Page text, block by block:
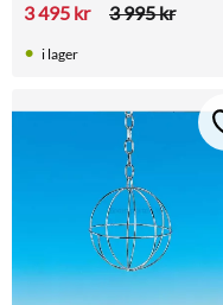
2 pinnar och 4 skålar ingår.
3 495 kr 3 995kr
i lager